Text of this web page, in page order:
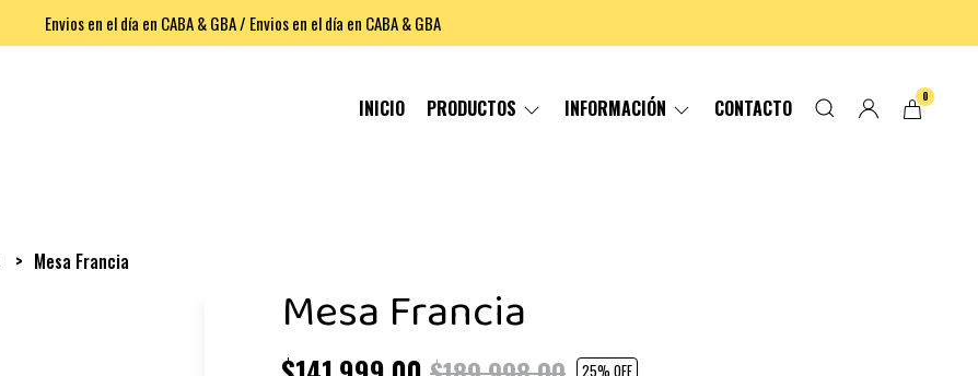
Envios en el día en CABA & GBA / Envios en el día en CABA & GBA
INICIO PRODUCTOS INFORMACIÓN CONTACTO 0
Mesa Francia
Mesa Francia
25% OFF